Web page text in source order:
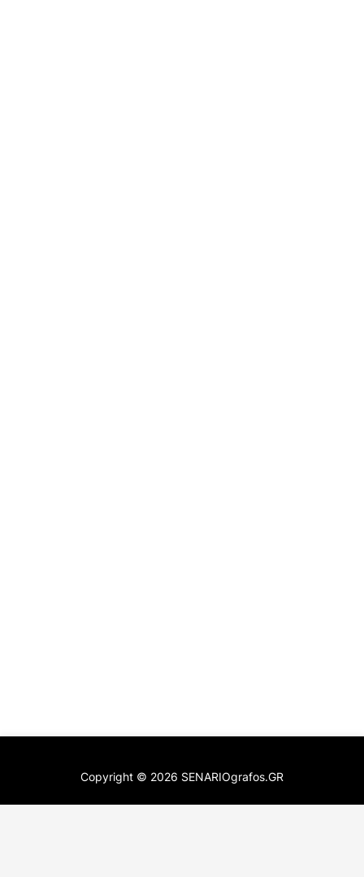
Copyright © 2026 SENARIOgrafos.GR